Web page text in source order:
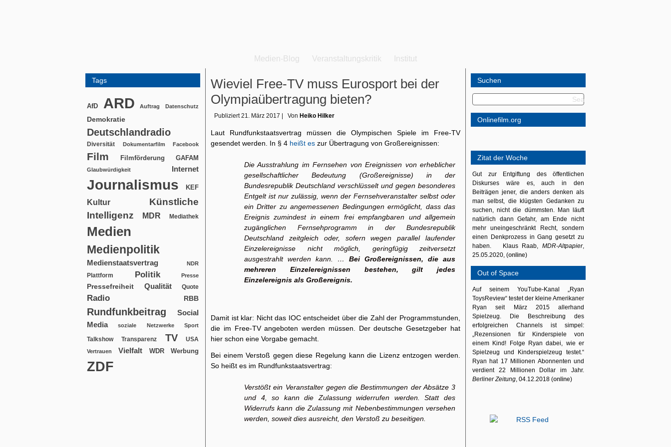
Medien-Blog Veranstaltungskritik Institut
Tags
AfD ARD Auftrag Datenschutz
Demokratie
Deutschlandradio
Diversität Dokumentarfilm Facebook
Film Filmförderung GAFAM
Glaubwürdigkeit Internet
Journalismus KEF
Kultur
Künstliche
Intelligenz
MDR Mediathek
Medien
Medienpolitik
Medienstaatsvertrag NDR
Plattform Politik Presse
Pressefreiheit Qualität Quote
Radio RBB
Rundfunkbeitrag
Social
Media
soziale Netzwerke Sport
Talkshow Transparenz TV USA
Vertrauen Vielfalt WDR Werbung
ZDF
Wieviel Free-TV muss Eurosport bei der
Olympiaübertragung bieten?
Publiziert 21. März 2017 Von Heiko Hilker
Laut Rundfunkstaatsvertrag müssen die Olympischen Spiele im Free-TV
gesendet werden. In § 4 heißt es zur Übertragung von Großereignissen:
Die Ausstrahlung im Fernsehen von Ereignissen von erheblicher
gesellschaftlicher Bedeutung (Großereignisse) in der
Bundesrepublik Deutschland verschlüsselt und gegen besonderes
Entgelt ist nur zulässig, wenn der Fernsehveranstalter selbst oder
ein Dritter zu angemessenen Bedingungen ermöglicht, dass das
Ereignis zumindest in einem frei empfangbaren und allgemein
zugänglichen Fernsehprogramm in der Bundesrepublik
Deutschland zeitgleich oder, sofern wegen parallel laufender
Einzelereignisse nicht möglich, geringfügig zeitversetzt
ausgestrahlt werden kann. … Bei Großereignissen, die aus
mehreren Einzelereignissen bestehen, gilt jedes
Einzelereignis als Großereignis.
Damit ist klar: Nicht das IOC entscheidet über die Zahl der Programmstunden,
die im Free-TV angeboten werden müssen. Der deutsche Gesetzgeber hat
hier schon eine Vorgabe gemacht.
Bei einem Verstoß gegen diese Regelung kann die Lizenz entzogen werden.
So heißt es im Rundfunkstaatsvertrag:
Verstößt ein Veranstalter gegen die Bestimmungen der Absätze 3
und 4, so kann die Zulassung widerrufen werden. Statt des
Widerrufs kann die Zulassung mit Nebenbestimmungen versehen
werden, soweit dies ausreicht, den Verstoß zu beseitigen.
Suchen
Onlinefilm.org
Zitat der Woche
Gut zur Entgiftung des öffentlichen
Diskurses wäre es, auch in den
Beiträgen jener, die anders denken als
man selbst, die klügsten Gedanken zu
suchen, nicht die dümmsten. Man läuft
natürlich dann Gefahr, am Ende nicht
mehr uneingeschränkt Recht, sondern
einen Denkprozess in Gang gesetzt zu
haben. Klaus Raab, MDR-Altpapier,
25.05.2020, (online)
Out of Space
Auf seinem YouTube-Kanal „Ryan
ToysReview“ testet der kleine Amerikaner
Ryan seit März 2015 allerhand
Spielzeug. Die Beschreibung des
erfolgreichen Channels ist simpel:
„Rezensionen für Kinderspiele von
einem Kind! Folge Ryan dabei, wie er
Spielzeug und Kinderspielzeug testet.“
Ryan hat 17 Millionen Abonnenten und
verdient 22 Millionen Dollar im Jahr.
Berliner Zeitung, 04.12.2018 (online)